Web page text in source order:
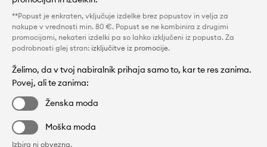
**Popust je enkraten, vključuje izdelke brez popustov in velja za
nakupe v vrednosti min. 80 €. Popust se ne kombinira z drugimi
promocijami, nekateri izdelki pa so lahko izključeni iz popusta. Za
podrobnosti glej stran: izključitve iz promocije.
Želimo, da v tvoj nabiralnik prihaja samo to, kar te res zanima.
Povej, ali te zanima:
Ženska moda
Moška moda
Izbira ni obvezna.